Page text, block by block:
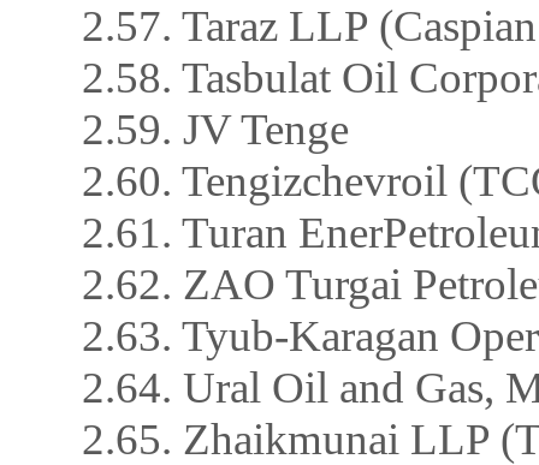
2.57. Taraz LLP
2.58. Tasbulat Oil
2.59. JV Tenge
2.60. Tengizchevroil
2.61. Turan
2.62. ZAO Turgai
2.63. Tyub-Karagan
2.64. Ural Oil and Gas,
2.65. Zhaikmunai LLP